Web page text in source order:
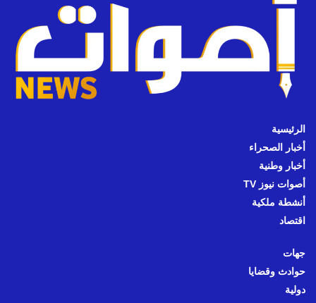
الرئيسية
أخبار الصحراء
أخبار وطنية
أصوات نيوز TV
أنشطة ملكية
اقتصاد
جهات
حوادث وقضايا
دولية